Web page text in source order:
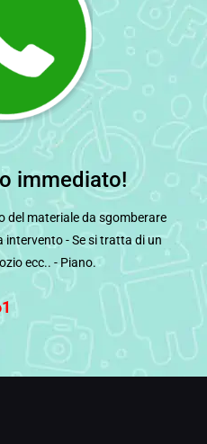
immediato!
del materiale da sgomberare
intervento - Se si tratta di un
ecc.. - Piano.